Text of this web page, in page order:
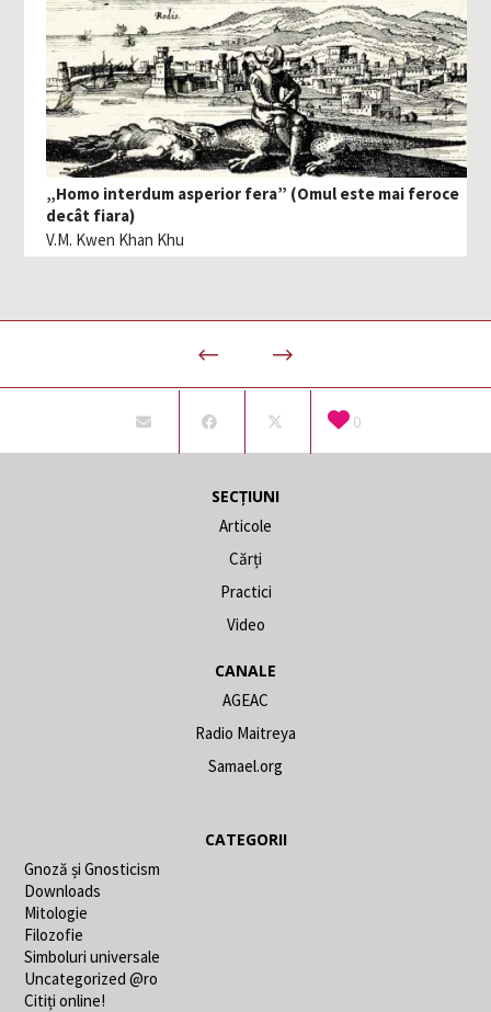
„Homo interdum asperior fera” (Omul este mai feroce
decât fiara)
V.M. Kwen Khan Khu
0
SECȚIUNI
Articole
Cărți
Practici
Video
CANALE
AGEAC
Radio Maitreya
Samael.org
CATEGORII
Gnoză și Gnosticism
Downloads
Mitologie
Filozofie
Simboluri universale
Uncategorized @ro
Citiți online!